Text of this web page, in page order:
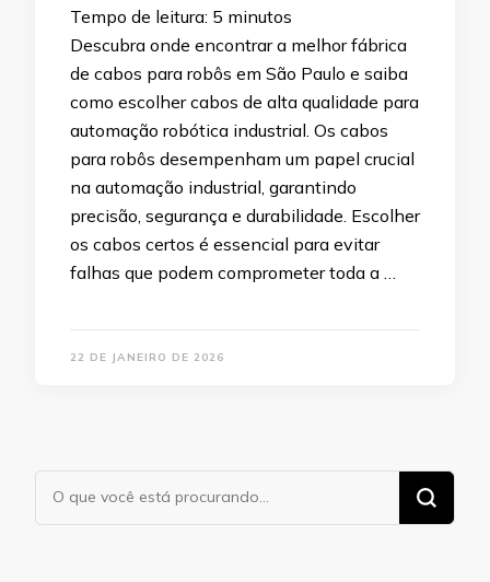
Tempo de leitura: 5 minutos
Descubra onde encontrar a melhor fábrica
de cabos para robôs em São Paulo e saiba
como escolher cabos de alta qualidade para
automação robótica industrial. Os cabos
para robôs desempenham um papel crucial
na automação industrial, garantindo
precisão, segurança e durabilidade. Escolher
os cabos certos é essencial para evitar
falhas que podem comprometer toda a …
22 DE JANEIRO DE 2026
Procurando
algo?